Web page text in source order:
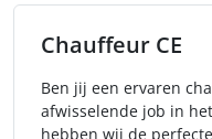
Chauffeur CE
Ben jij een ervaren
afwisselende job in
hebben wij de